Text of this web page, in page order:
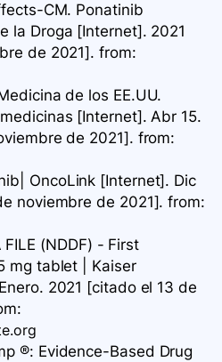
CM. Ponatinib
la Droga [Internet]. 2021
de 2021]. from:
de los EE.UU.
[Internet]. Abr 15.
de 2021]. from:
OncoLink [Internet]. Dic
noviembre de 2021]. from:
FILE (NDDF) - First
mg tablet | Kaiser
2021 [citado el 13 de
®: Evidence-Based Drug